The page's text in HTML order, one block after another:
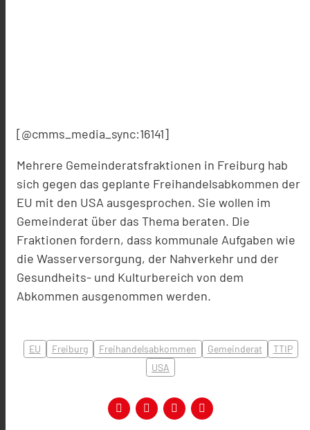
[@cmms_media_sync:16141]
Mehrere Gemeinderatsfraktionen in Freiburg hab
sich gegen das geplante Freihandelsabkommen der
EU mit den USA ausgesprochen. Sie wollen im
Gemeinderat über das Thema beraten. Die
Fraktionen fordern, dass kommunale Aufgaben wie
die Wasserversorgung, der Nahverkehr und der
Gesundheits- und Kulturbereich von dem
Abkommen ausgenommen werden.
EU Freiburg Freihandelsabkommen Gemeinderat
TTIP
USA